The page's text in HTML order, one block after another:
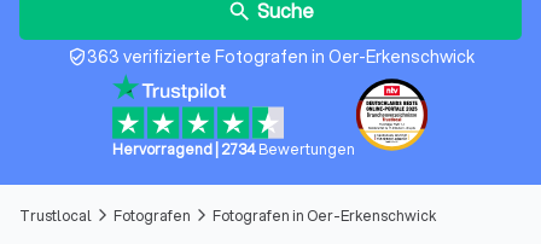
search Suche
verified_user363 verifizierte Fotografen in Oer-Erkenschwick
Hervorragend 2734Bewertungen
Trustlocal arrow_forward_ios Fotografen arrow_forward_ios Fotografen in Oer-Erkenschwick